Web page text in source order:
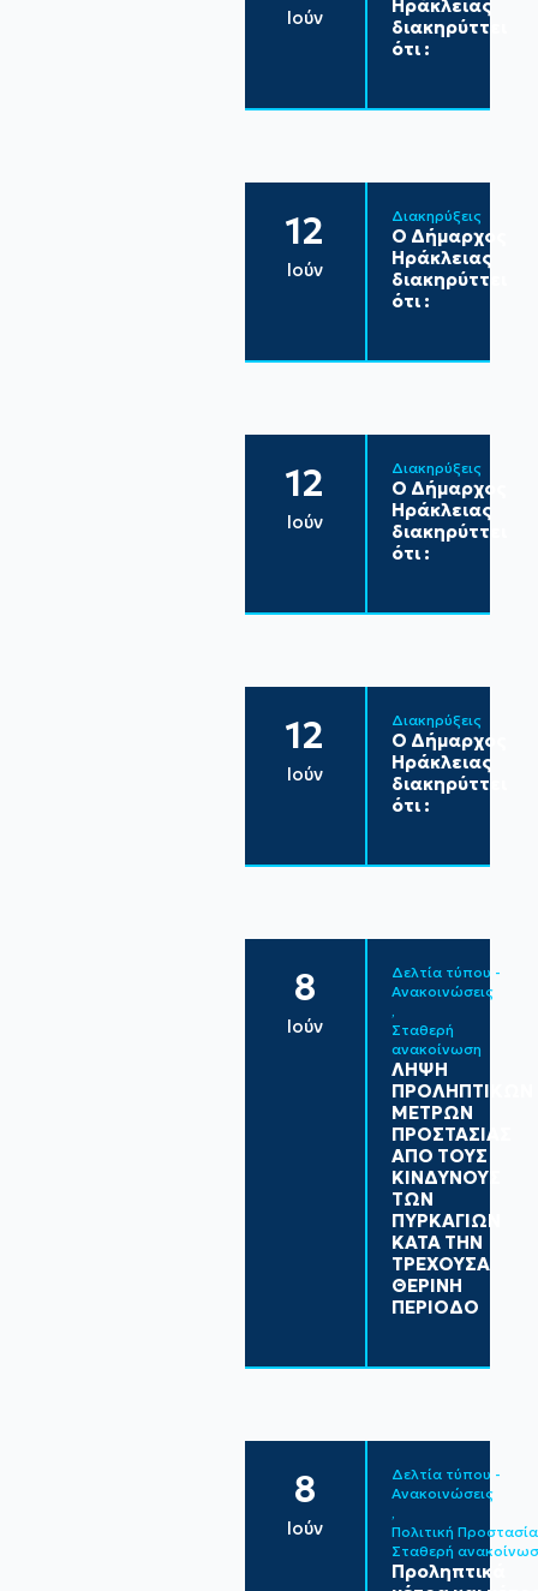
Ιούν
Ηράκλειας
διακηρύττει
ότι :
12
Ιούν
Διακηρύξεις
Ο Δήμαρχος
Ηράκλειας
διακηρύττει
ότι :
12
Ιούν
Διακηρύξεις
Ο Δήμαρχος
Ηράκλειας
διακηρύττει
ότι :
12
Ιούν
Διακηρύξεις
Ο Δήμαρχος
Ηράκλειας
διακηρύττει
ότι :
8
Ιούν
Δελτία τύπου -
Ανακοινώσεις
Σταθερή
ανακοίνωση
ΛΗΨΗ
ΠΡΟΛΗΠΤΙΚΩΝ
ΜΕΤΡΩΝ
ΠΡΟΣΤΑΣΙΑΣ
ΑΠΟ ΤΟΥΣ
ΚΙΝΔΥΝΟΥΣ
ΤΩΝ
ΠΥΡΚΑΓΙΩΝ
ΚΑΤΑ ΤΗΝ
ΤΡΕΧΟΥΣΑ
ΘΕΡΙΝΗ
ΠΕΡΙΟΔΟ
8
Ιούν
Δελτία τύπου -
Ανακοινώσεις
Πολιτική Προστασία
Σταθερή
Προληπτικά